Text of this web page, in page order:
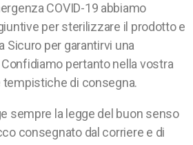
COVID-19 abbiamo
per sterilizzare il prodotto e
Sicuro per garantirvi una
pertanto nella vostra
di consegna.
sempre la legge del buon senso
consegnato dal corriere e di